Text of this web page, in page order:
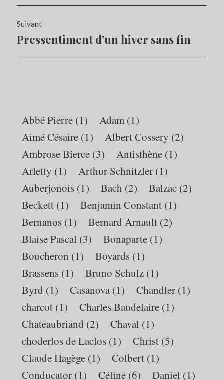
Suivant
Article
Pressentiment d’un hiver sans fin
Abbé Pierre (1) Adam (1)
Aimé Césaire (1) Albert Cossery (2)
Ambrose Bierce (3) Antisthène (1)
Arletty (1) Arthur Schnitzler (1)
Auberjonois (1) Bach (2) Balzac (2)
Beckett (1) Benjamin Constant (1)
Bernanos (1) Bernard Arnault (2)
Blaise Pascal (3) Bonaparte (1)
Boucheron (1) Boyards (1)
Brassens (1) Bruno Schulz (1)
Byrd (1) Casanova (1) Chandler (1)
charcot (1) Charles Baudelaire (1)
Chateaubriand (2) Chaval (1)
choderlos de Laclos (1) Christ (5)
Claude Hagège (1) Colbert (1)
Conducator (1) Céline (6) Daniel (1)